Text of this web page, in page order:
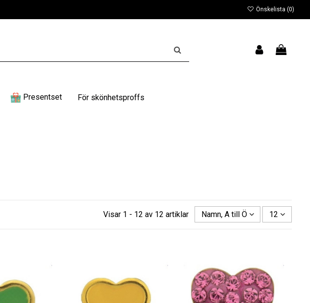
Önskelista (0)
Presentset För skönhetsproffs
Visar 1 - 12 av 12 artiklar Namn, A till Ö 12